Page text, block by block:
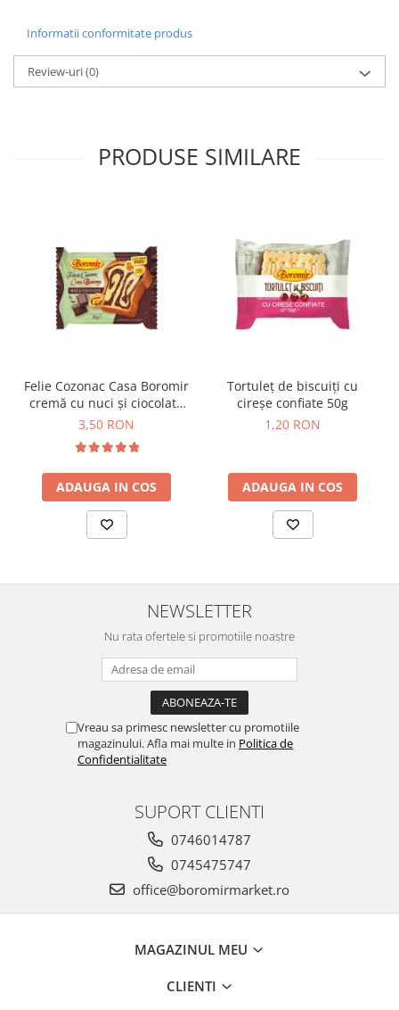
Malai
Produse congelate
Baton Cookie congelat
Fursecuri vrac
Congelate brutarie
Cadouri
Pachete Cadou
Vinuri Casa Isarescu
Accesorii Boromir
Dulciurile Feleacul
Halva
Nuga
Informatii conformitate produs
Review-uri(0)
PRODUSE SIMILARE
Felie Cozonac Casa Boromir
cremă cu nuci și ciocolată
80g
3,50 RON
ADAUGA IN COS
Tortuleț de biscuiți cu
cireșe confiate 50g
1,20 RON
ADAUGA IN COS
NEWSLETTER
Nu rata ofertele si promotiile noastre
Vreau sa primesc newsletter cu promotiile
magazinului. Afla mai multe in Politica de
Confidentialitate
SUPORT CLIENTI
0746014787
0745475747
office@boromirmarket.ro
MAGAZINUL MEU
CLIENTI